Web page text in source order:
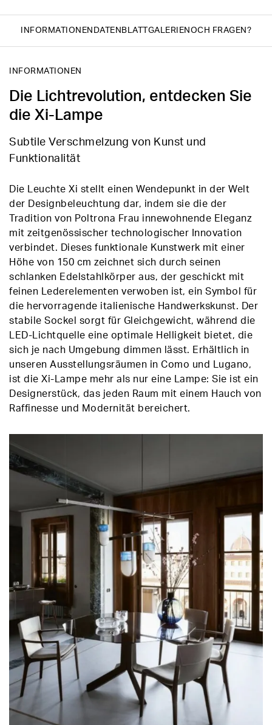
INFORMATIONEN DATENBLATT GALERIENOCH FRAGEN?
INFORMATIONEN
Die Lichtrevolution, entdecken Sie
die Xi-Lampe
Subtile Verschmelzung von Kunst und
Funktionalität
Die Leuchte Xi stellt einen Wendepunkt in der Welt
der Designbeleuchtung dar, indem sie die der
Tradition von Poltrona Frau innewohnende Eleganz
mit zeitgenössischer technologischer Innovation
verbindet. Dieses funktionale Kunstwerk mit einer
Höhe von 150 cm zeichnet sich durch seinen
schlanken Edelstahlkörper aus, der geschickt mit
feinen Lederelementen verwoben ist, ein Symbol für
die hervorragende italienische Handwerkskunst. Der
stabile Sockel sorgt für Gleichgewicht, während die
LED-Lichtquelle eine optimale Helligkeit bietet, die
sich je nach Umgebung dimmen lässt. Erhältlich in
unseren Ausstellungsräumen in Como und Lugano,
ist die Xi-Lampe mehr als nur eine Lampe: Sie ist ein
Designerstück, das jeden Raum mit einem Hauch von
Raffinesse und Modernität bereichert.